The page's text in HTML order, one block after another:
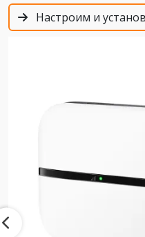
Настроим и